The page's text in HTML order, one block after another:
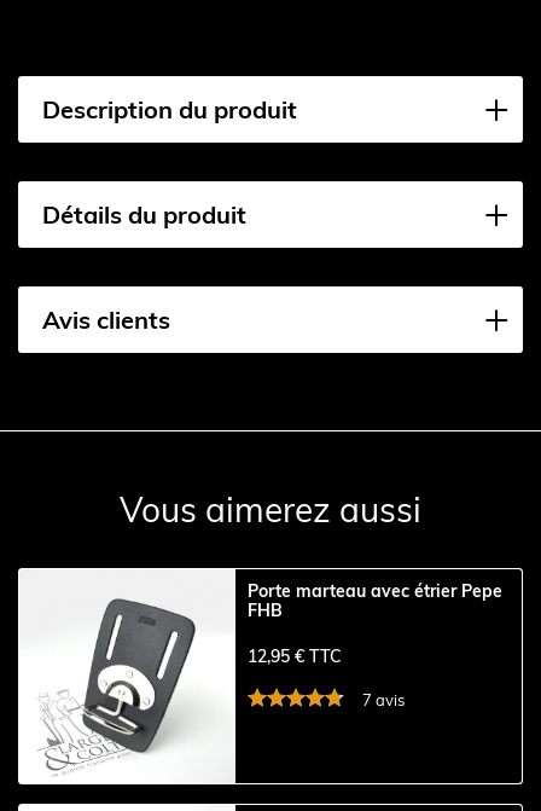
Description du produit
Détails du produit
Avis clients
Vous aimerez aussi
Porte marteau avec étrier Pepe
FHB
12,95 € TTC
7 avis